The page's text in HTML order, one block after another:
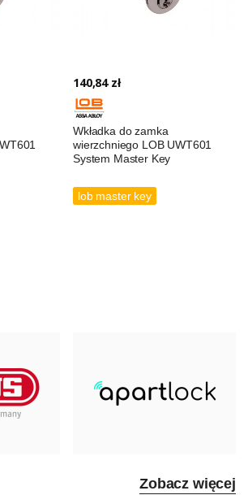
140,84 zł
Wkładka do zamka
wierzchniego LOB UWT601
System Master Key
lob master key
Zobacz więcej